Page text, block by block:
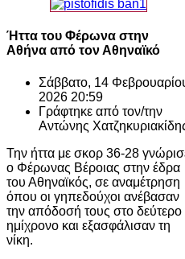
Ήττα του Φέρωνα στην
Αθήνα από τον Αθηναϊκό
Σάββατο, 14
2026 20:59
Γράφτηκε από τον/την
Αντώνης
Την ήττα με σκορ 36-28
ο Φέρωνας Βέροιας στην έδρα
του Αθηναϊκός, σε αναμέτρηση
όπου οι γηπεδούχοι ανέβασαν
την απόδοσή τους στο δεύτερο
ημίχρονο και εξασφάλισαν τη
νίκη.